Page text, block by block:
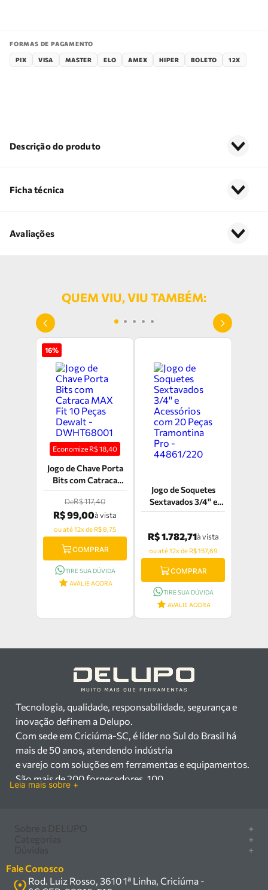
FORMAS DE PAGAMENTO
PIX VISA MASTER ELO AMEX HIPER BOLETO 12X
Descrição do produto
Ficha técnica
Avaliações
QUEM VIU, VIU TAMBÉM:
16%
Economize R$18,40
Jogo de Chave Porta
Bits com Catraca
MAX Fit 10 Peças
Dewalt -
DWHT68001
DeR$ 117,40
R$ 99,00à vista
ou até 12x de R$ 8,75
COMPRAR
TIRE SUA DÚVIDA
AVALIE AGORA
Jogo de Soquetes
Sextavados 3/4'' e
Acessórios com 20
- 44861/220
R$ 1.782,71à vista
ou até 12x de R$ 157,69
COMPRAR
TIRE SUA DÚVIDA
AVALIE AGORA
Tecnologia, qualidade, responsabilidade, segurança e
inovação definem a Delupo.
Com sede em Criciúma-SC, é líder no Sul do Brasil há
mais de 50 anos, atendendo indústria
e varejo com soluções em ferramentas e equipamentos.
São mais de 200 fornecedores, 100
equipamentos industriais no Sul do Brasil. Com sede em
Criciúma – SC, atendemos os
setores industrial e varejista com um amplo portfólio de
Leia mais sobre +
+
Marcas
+
Serra circular
Compressor
+
Como comprar
Central de ajuda
Fale Conosco
Rod. Luiz Rosso, 3610 1ª Linha, Criciúma -